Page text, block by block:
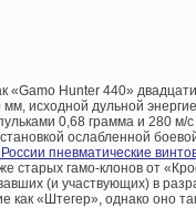
«Gamo Hunter 440»
исходной дульной
0,68 грамма и 280
ослабленной
пневматические
старых гамо-клонов от
(и участвующих) в
как «Штегер», однако оно